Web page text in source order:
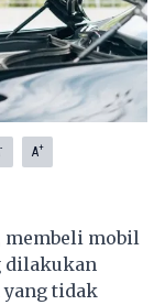
- A+
membeli mobil
dilakukan
yang tidak